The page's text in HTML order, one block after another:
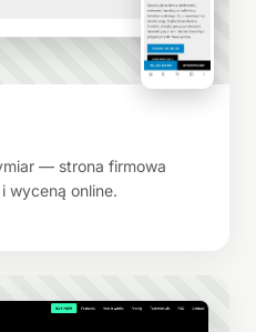
— strona firmowa
wyceną online.